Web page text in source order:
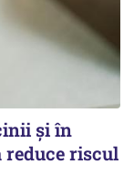
și în
reduce riscul